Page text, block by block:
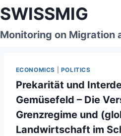
Skip
to
content
SWISSMIG
Monitoring on Migration
ECONOMICS POLITICS
Prekarität und
Gemüsefeld – Die
Grenzregime und
Landwirtschaft im